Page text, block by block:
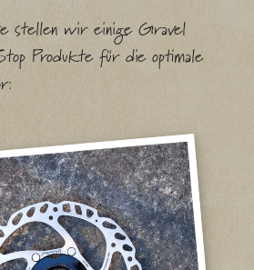
stellen wir einige Gravel
Produkte für die optimale